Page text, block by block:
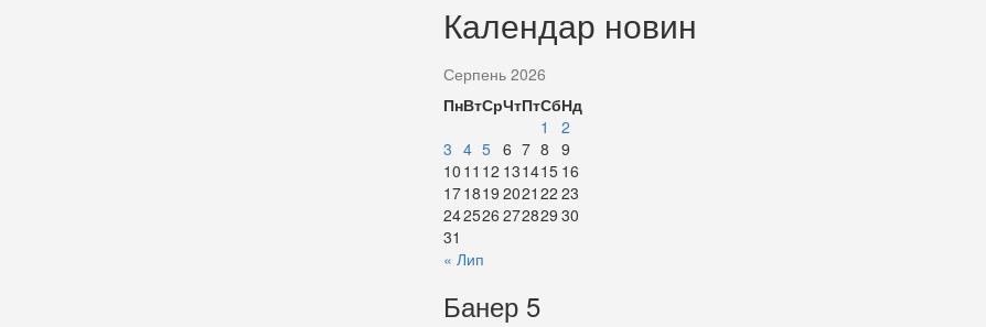
Календар новин
Серпень 2026
ПнВтСрЧтПтСбНд
1
2
3 4 5 6 7 8 9
10 11 12 131415 16
171819 2021 22 23
242526 272829 30
31
« Лип
Банер 5